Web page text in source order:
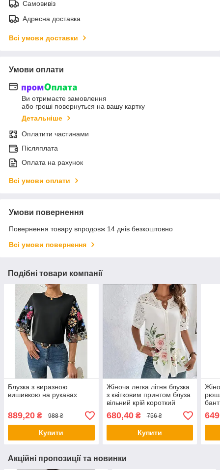
Самовивіз
Адресна доставка
Всі умови доставки
Умови оплати
Ви отримаєте замовлення
або гроші повернуться на вашу картку
Детальніше
Оплатити частинами
Післяплата
Оплата на рахунок
Всі умови оплати
Умови повернення
Повернення товару впродовж 14 днів безкоштовно
Всі умови повернення
Подібні товари компанії
Блузка з виразною
вишивкою на рукавах
889,20 ₴ 988 ₴
Купити
Жіноча легка літня блузка
з квітковим принтом блуза
вільний крій короткий
рукав
680,40₴ 756 ₴
Купити
649
Акційні пропозиції та новинки